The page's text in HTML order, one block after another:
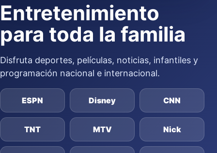
Entretenimiento
para toda la familia
Disfruta deportes, películas, noticias, infantiles y
programación nacional e internacional.
ESPN Disney CNN
TNT MTV Nick